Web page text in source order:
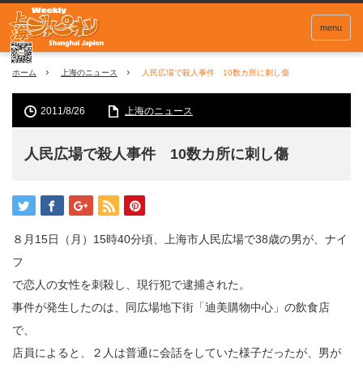
menu
ホーム 上海のニュース 人民広場で殺人事件 10数カ所に刺し傷
2011/8/26 上海のニュース
人民広場で殺人事件 10数カ所に刺し傷
８月15日（月）15時40分頃、上海市人民広場で38歳の男が、ナイ
フ
で恋人の女性を刺殺し、現行犯で逮捕された。
事件が発生したのは、同広場地下街「迪美購物中心」の飲食店
で、
店員によると、２人は普通に会話をしていた様子だったが、男が